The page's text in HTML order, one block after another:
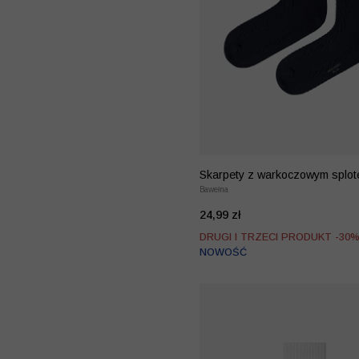
Skarpety z warkoczowym
Bawełna
24,99 zł
DRUGI I TRZECI PRODUKT -30%
NOWOŚĆ